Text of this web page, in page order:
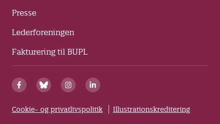
Presse
Lederforeningen
Fakturering til BUPL
Cookie- og privatlivspolitik Illustrationskreditering